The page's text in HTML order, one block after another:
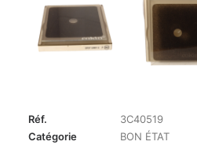
Réf.
3C40519
Catégorie
BON ÉTAT